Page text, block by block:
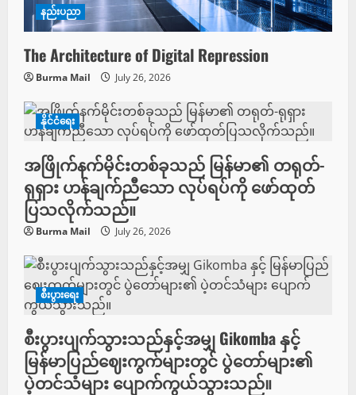
နည်းပညာ
The Architecture of Digital Repression
Burma Mail July 26, 2026
နိုင်ငံရေး
အဖြိုက်နက်မိုင်းတစ်ခုသည် မြန်မာ၏ တရုတ်-
ရုရှား ဟန်ချက်ညီသော လုပ်ရပ်ကို ဖော်ထုတ်
ပြသလိုက်သည်။
Burma Mail July 26, 2026
စီးပွားရေး
စီးပွားပျက်သွားသည်နှင့်အမျှ Gikomba နှင့်
မြန်မာပြည်ဈေးကွက်များတွင် ပွဲတော်များ၏
ပဲ့တင်သံများ ပျောက်ကွယ်သွားသည်။